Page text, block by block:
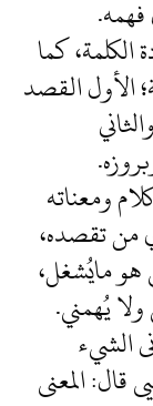
كما
الأول القصد
ومعناته
من تقصده،
هو مايُشغل،
يُهمني.
الشيء
المعنى